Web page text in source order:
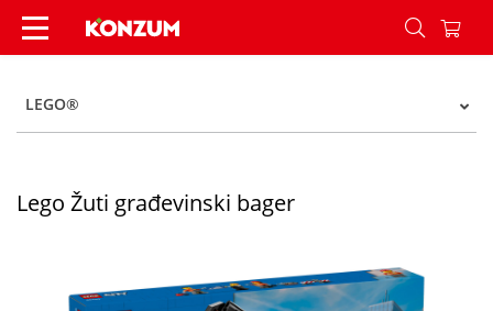
Lego Žuti građevinski bager - Konzum
LEGO®
Lego Žuti građevinski bager